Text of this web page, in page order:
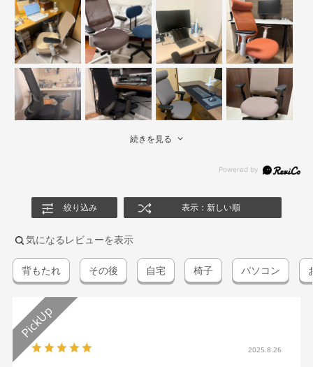
続きを見る
絞り込み 表示：新しい順
気になるレビューを表示
背もたれ その後 自宅 椅子 パソコン
2025.8.26